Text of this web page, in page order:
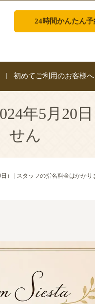
24時間かんたん予
初めてご利用のお客様へ
年5月20
せん
） | スタッフの指名料金はかかり